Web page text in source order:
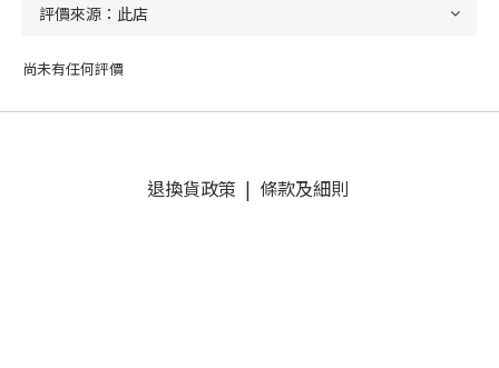
尚未有任何評價
退換貨政策 | 條款及細則